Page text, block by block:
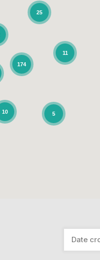
174
25
5
11
10
Date